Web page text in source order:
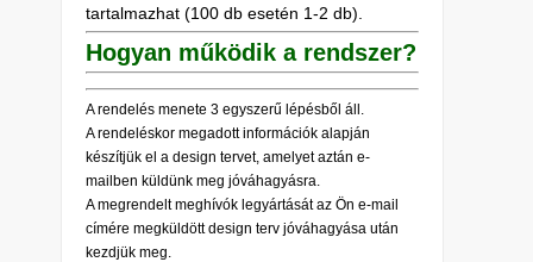
tartalmazhat (100 db esetén 1-2 db).
Hogyan működik a rendszer?
A rendelés menete 3 egyszerű lépésből áll.
A rendeléskor megadott információk alapján
készítjük el a design tervet, amelyet aztán e-
mailben küldünk meg jóváhagyásra.
A megrendelt meghívók legyártását az Ön e-mail
címére megküldött design terv jóváhagyása után
kezdjük meg.